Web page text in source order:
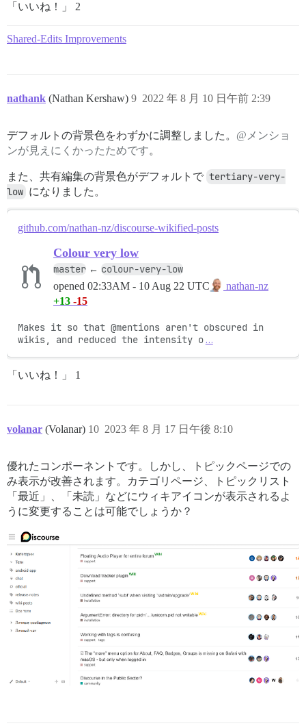
「いいね！」 2
Shared-Edits Improvements
nathank (Nathan Kershaw) 2022 年 8 月 10 日午前 2:39
9
デフォルトの背景色をわずかに調整しました。 @メンショ
ンが見えにくかったためです。
また、共有編集の背景色がデフォルトで tertiary-very-
low になりました。
github.com/nathan-nz/discourse-wikified-posts
Colour very low
master ← colour-very-low
opened 02:33AM - 10 Aug 22 UTC
nathan-nz
+13 -15
Makes it so that @mentions aren't obscured in
wikis, and reduced the intensity o …
「いいね！」 1
volanar (Volanar) 2023 年 8 月 17 日午後 8:10
10
優れたコンポーネントです。しかし、トピックページでの
み表示が改善されます。カテゴリページ、トピックリスト
「最近」、「未読」などにウィキアイコンが表示されるよ
うに変更することは可能でしょうか？